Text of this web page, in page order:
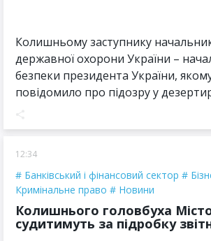
Колишньому заступнику
державної охорони України –
безпеки президента України,
повідомило про підозру у
12:34
Банківський і фінансовий сектор
Кримінальне право
Новини
Колишнього головбуха
судитимуть за підробку